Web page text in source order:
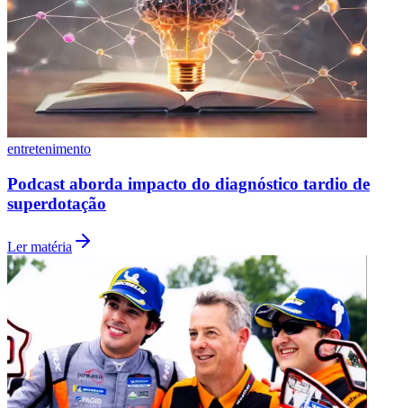
Internacional
entretenimento
Podcast aborda impacto do diagnóstico tardio de
superdotação
Ler matéria